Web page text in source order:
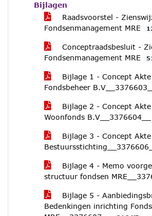
Bijlagen
Raadsvoorstel -
Fondsenmanagement MRE
Conceptraadsbesluit -
Fondsenmanagement MRE
Bijlage 1 - Concept
Fondsbeheer
Bijlage 2 - Concept
Woonfonds B.V__3376604__
Bijlage 3 - Concept
Bijlage 4 - Memo
structuur fondsen
Bijlage 5 -
Bedenkingen inrichting